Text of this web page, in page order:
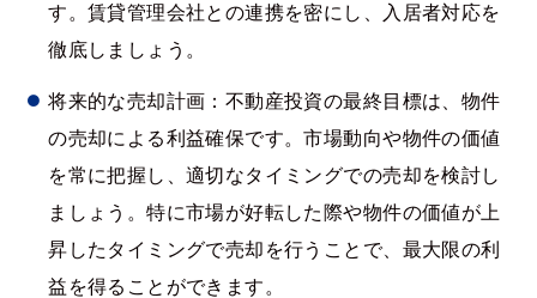
す。賃貸管理会社との連携を密にし、入居者対応を
徹底しましょう。
将来的な売却計画：不動産投資の最終目標は、物件
の売却による利益確保です。市場動向や物件の価値
を常に把握し、適切なタイミングでの売却を検討し
ましょう。特に市場が好転した際や物件の価値が上
昇したタイミングで売却を行うことで、最大限の利
益を得ることができます。